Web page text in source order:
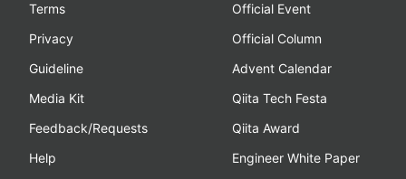
Terms
Privacy
Guideline
Media Kit
Feedback/Requests
Help
Official Event
Official Column
Advent Calendar
Qiita Tech Festa
Qiita Award
Engineer White Paper